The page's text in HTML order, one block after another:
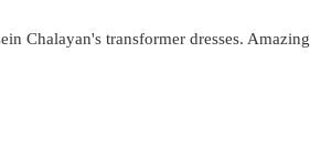
Chalayan's transformer dresses. Amazing